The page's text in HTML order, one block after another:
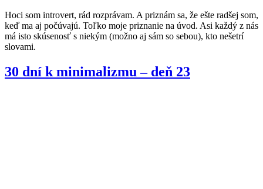
Hoci som introvert, rád rozprávam. A priznám sa, že ešte radšej som,
keď ma aj počúvajú. Toľko moje priznanie na úvod. Asi každý z nás
má isto skúsenosť s niekým (možno aj sám so sebou), kto nešetrí
slovami.
30 dní k minimalizmu – deň 23